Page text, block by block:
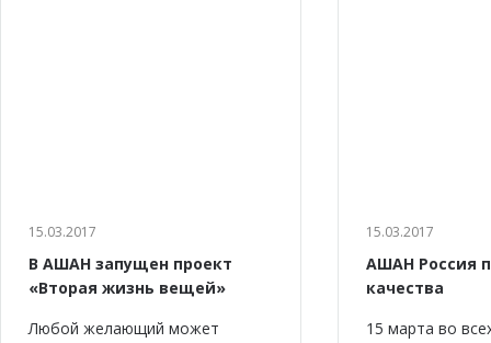
15.03.2017
В АШАН запущен проект
«Вторая жизнь вещей»
Любой желающий может
15.03.2017
АШАН Россия
качества
15 марта во